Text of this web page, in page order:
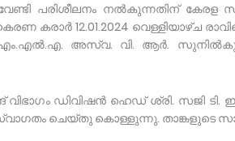
പരിശീലനം നൽകുന്നതിന് കേരള
12.01.2024 വെള്ളിയാഴ്ച
അസ്വ. വി. ആർ. സുനിൽകുമാർ
ഡിവിഷൻ ഹെഡ് ശ്രി. സജി
സ്വാഗതം ചെയ്തു കൊള്ളുന്നു. താങ്കളുടെ